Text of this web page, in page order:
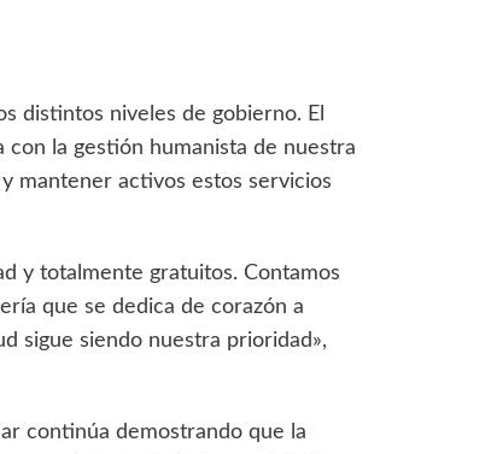
distintos niveles de gobierno. El
con la gestión humanista de nuestra
mantener activos estos servicios
y totalmente gratuitos. Contamos
que se dedica de corazón a
sigue siendo nuestra prioridad»,
continúa demostrando que la